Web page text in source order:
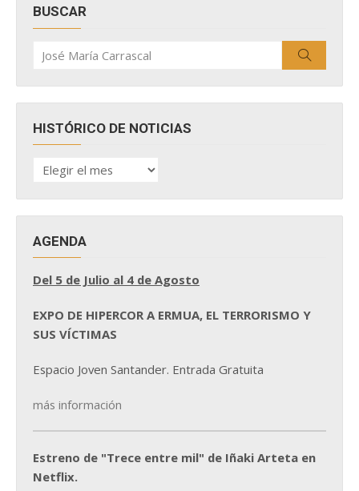
BUSCAR
por:
HISTÓRICO DE NOTICIAS
HISTÓRICO
DE
AGENDA
Del 5 de Julio al 4 de Agosto
EXPO DE HIPERCOR A ERMUA, EL TERRORISMO Y
SUS VÍCTIMAS
Espacio Joven Santander. Entrada Gratuita
más información
Estreno de "Trece entre mil" de Iñaki Arteta en
Netflix.